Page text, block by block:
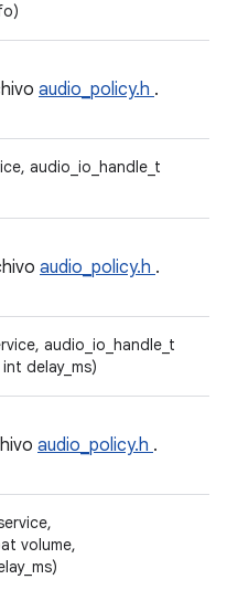
audio_policy.h .
audio_io_handle_t
audio_policy.h .
audio_io_handle_t
delay_ms)
audio_policy.h .
volume,